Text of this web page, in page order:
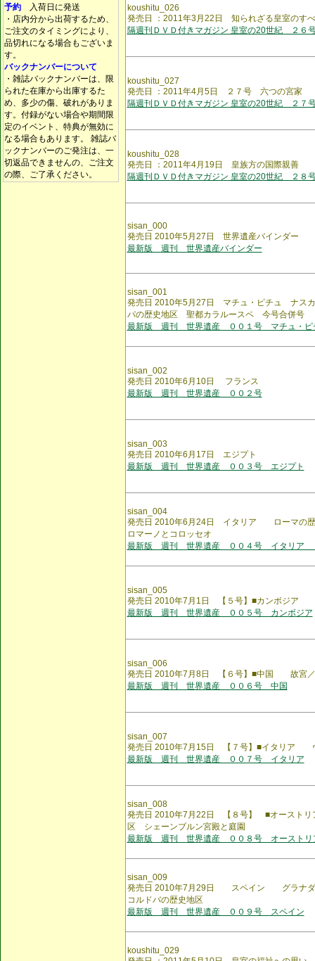
予約 入荷日に発送
・店内分から出荷するため、
ご注文のタイミングにより、
品切れになる場合もございま
す。
バックナンバーについて
・雑誌バックナンバーは、限
られた在庫から出庫するた
め、多少の傷、破れがありま
す。付録がない場合や期間限
定のイベント、特典が無効に
なる場合もあります。 雑誌バ
ックナンバーのご発注は、一
切返品できませんの、ご注文
の際、ご了承ください。
koushitu_026
発売日 ：2011年3月22日 知られざる皇室のす
隔週刊ＤＶＤ付きマガジン 皇室の20世紀 ２６
koushitu_027
発売日 ：2011年4月5日 ２７号 六つの宮家
隔週刊ＤＶＤ付きマガジン 皇室の20世紀 ２７
koushitu_028
発売日 ：2011年4月19日 皇族方の国際親善
隔週刊ＤＶＤ付きマガジン 皇室の20世紀 ２８
sisan_000
発売日 2010年5月27日 世界遺産バインダー
最新版 週刊 世界遺産バインダー
sisan_001
発売日 2010年5月27日 マチュ・ピチュ ナス
パの歴史地区 聖都カラルースペ 今号合併号
最新版 週刊 世界遺産 ００１号 マチュ・ピ
sisan_002
発売日 2010年6月10日 フランス
最新版 週刊 世界遺産 ００２号
sisan_003
発売日 2010年6月17日 エジプト
最新版 週刊 世界遺産 ００３号 エジプト
sisan_004
発売日 2010年6月24日 イタリア ローマ
ロマーノとコロッセオ
最新版 週刊 世界遺産 ００４号 イタリ
sisan_005
発売日 2010年7月1日 【５号】■カンボジア
最新版 週刊 世界遺産 ００５号 カンボジア
sisan_006
発売日 2010年7月8日 【６号】■中国 故宮／
最新版 週刊 世界遺産 ００６号 中国
sisan_007
発売日 2010年7月15日 【７号】■イタリア
最新版 週刊 世界遺産 ００７号 イタリア
sisan_008
発売日 2010年7月22日 【８号】 ■オースト
区 シェーンブルン宮殿と庭園
最新版 週刊 世界遺産 ００８号 オーストリ
sisan_009
発売日 2010年7月29日 スペイン グラナ
コルドバの歴史地区
最新版 週刊 世界遺産 ００９号 スペイン
koushitu_029